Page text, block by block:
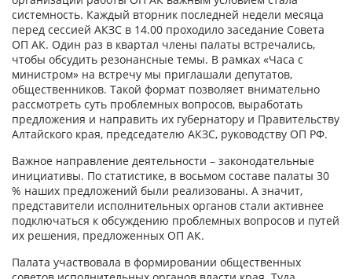
системность. Каждый вторник последней недели месяца
перед сессией АКЗС в 14.00 проходило заседание Совета
ОП АК. Один раз в квартал члены палаты встречались,
чтобы обсудить резонансные темы. В рамках «Часа с
министром» на встречу мы приглашали депутатов,
общественников. Такой формат позволяет внимательно
рассмотреть суть проблемных вопросов, выработать
предложения и направить их губернатору и Правительству
Алтайского края, председателю АКЗС, руководству ОП РФ.
Важное направление деятельности – законодательные
инициативы. По статистике, в восьмом составе палаты 30
% наших предложений были реализованы. А значит,
представители исполнительных органов стали активнее
подключаться к обсуждению проблемных вопросов и путей
их решения, предложенных ОП АК.
Палата участвовала в формировании общественных